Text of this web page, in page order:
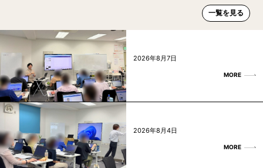
一覧を見る
2026年8月7日
MORE
2026年8月4日
MORE